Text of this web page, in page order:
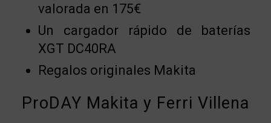
valorada en 175€
Un cargador rápido de baterías
XGT DC40RA
Regalos originales Makita
ProDAY Makita y Ferri Villena